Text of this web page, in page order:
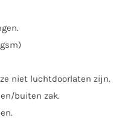
ze niet luchtdoorlaten zijn.
buiten zak.